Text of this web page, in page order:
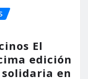
El
edición
en